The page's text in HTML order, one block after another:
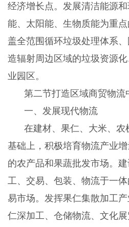
经济增长点。发展清洁能源
能、太阳能、生物质能为重
盖全范围循环垃圾处理体系
造辐射周边区域的垃圾资源
业园区。
第二节打造区域商贸物流
一、发展现代物流
在建材、果仁、大米、农
基础上，积极培育物流产业
的农产品和果蔬批发市场。
工、交易、包装、物流于一
易市场。发挥果仁集散加工
仁深加工、仓储物流、文化